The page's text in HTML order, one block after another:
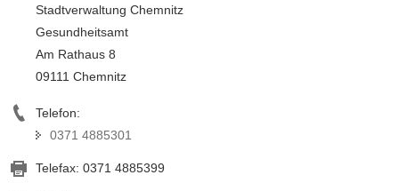
v
a
Stadtverwaltung Chemnitz
Gesundheitsamt
Am Rathaus 8
09111 Chemnitz
Telefon:
0371 4885301
Telefax: 0371 4885399